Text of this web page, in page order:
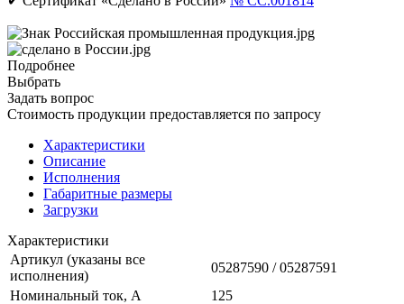
Подробнее
Выбрать
Задать вопрос
Стоимость продукции предоставляется по запросу
Характеристики
Описание
Исполнения
Габаритные размеры
Загрузки
Характеристики
Артикул (указаны все
исполнения)
05287590 / 05287591
Номинальный ток, А
125